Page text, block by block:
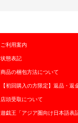
ご利用案内
状態表記
商品の梱包方法について
【初回購入の方限定】返品・返
店頭受取について
遊戯王「アジア圏向け日本語表